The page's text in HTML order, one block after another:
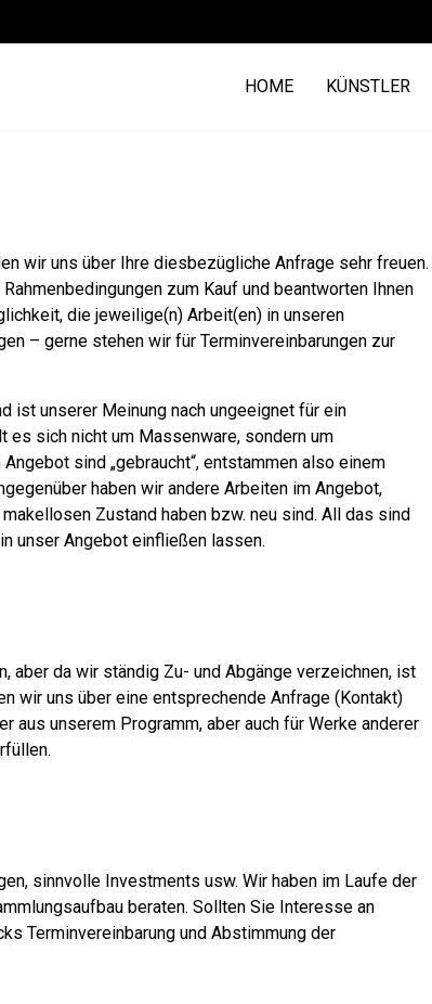
HOME KÜNSTLER
wir uns über Ihre diesbezügliche Anfrage sehr freuen.
zum Kauf und beantworten Ihnen
die jeweilige(n) Arbeit(en) in unseren
– gerne stehen wir für Terminvereinbarungen zur
ist unserer Meinung nach ungeeignet für ein
es sich nicht um Massenware, sondern um
sind „gebraucht“, entstammen also einem
haben wir andere Arbeiten im Angebot,
Zustand haben bzw. neu sind. All das sind
unser Angebot einfließen lassen.
aber da wir ständig Zu- und Abgänge verzeichnen, ist
wir uns über eine entsprechende Anfrage (Kontakt)
unserem Programm, aber auch für Werke anderer
sinnvolle Investments usw. Wir haben im Laufe der
beraten. Sollten Sie Interesse an
Terminvereinbarung und Abstimmung der